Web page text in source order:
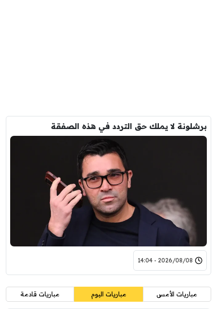
برشلونة لا يملك حق التردد في هذه الصفقة
2026/08/08 - 14:04
مباريات الأمس مباريات اليوم مباريات قادمة